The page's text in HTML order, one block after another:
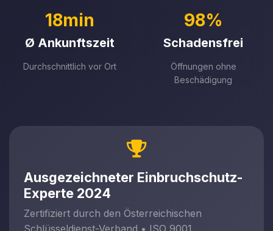
18min
Ø Ankunftszeit
Durchschnittlich vor Ort
98%
Schadensfrei
Öffnungen ohne
Beschädigung
Ausgezeichneter Einbruchschutz-
Experte 2024
Zertifiziert durch den Österreichischen
Schlüsseldienst-Verband • ISO 9001